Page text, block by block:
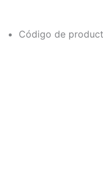
Código de